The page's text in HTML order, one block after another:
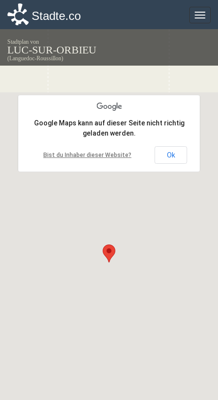
Toggle
Stadte.co
Stadtplan von
LUC-SUR-ORBIEU
(Languedoc-Roussillon)
Google Maps kann auf dieser Seite nicht richtig
geladen werden.
Bist du Inhaber dieser Website? Ok
Google Maps kann auf dieser Seite nicht richtig
geladen werden.
Bist du Inhaber dieser Website? Ok
Toggle
Stadte.co